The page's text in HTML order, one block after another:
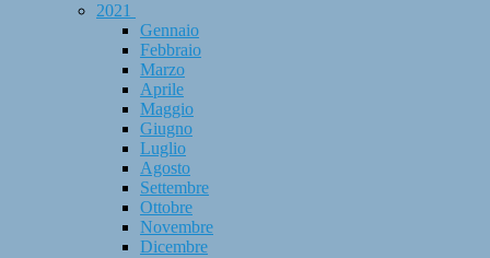
2021
Gennaio
Febbraio
Marzo
Aprile
Maggio
Giugno
Luglio
Agosto
Settembre
Ottobre
Novembre
Dicembre